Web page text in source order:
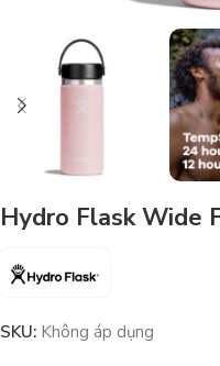
Hydro Flask Wide
SKU: Không áp dụng